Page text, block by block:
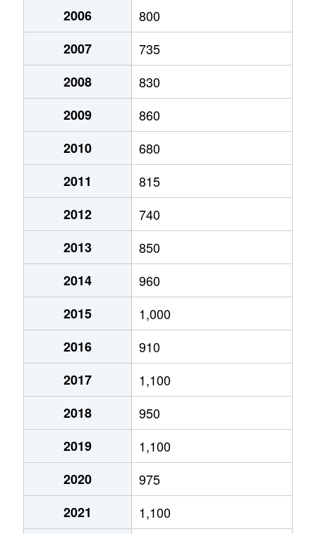
あいの里２条
700万円
あいの里２条
250万円
あいの里２条
150万円
あいの里２条
400万円
あいの里２条
650万円
あいの里２条
550万円
あいの里２条
200万円
あいの里２条
210万円
あいの里２条
320万円
あいの里２条
100万円
あいの里２条
550万円
あいの里２条
1,600万円
あいの里２条
1,500万円
あいの里２条
100万円
あいの里２条
200万円
あいの里２条
850万円
2006
800
2007
735
2008
830
2009
860
2010
680
2011
815
2012
740
2013
850
2014
960
2015
1,000
2016
910
2017
1,100
2018
950
2019
1,100
2020
975
2021
1,100